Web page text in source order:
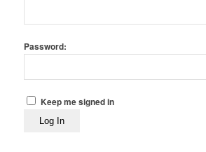
Password:
Keep me signed in
Log In